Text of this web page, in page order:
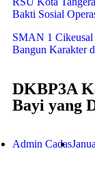
Bakti Sosial
SMAN 1 Cikeusal
Bangun Karakter
DKBP3A
Bayi yang
Admin Cadas